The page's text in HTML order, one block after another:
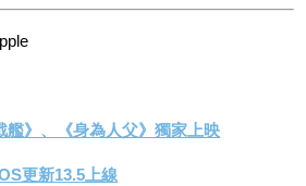
》、《身為人父》獨家上映
更新13.5上線